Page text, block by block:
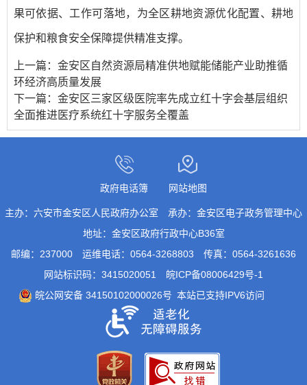
果可依据、工作可落地，为全区耕地资源优化配置、耕地
保护和粮食安全保障提供精准支撑。
上一篇： 金安区自然资源局精准供地赋能储能产业助推循
环经济高质量发展
下一篇： 金安区三家区级医院率先成立红十字会基层组织
全面推进医疗系统红十字服务全覆盖
政府电话簿 网站地图
主办：六安市金安区人民政府办公室
承办：金安区电子政务管理中心
地址：金安区政府行政中心B36室
邮编：237000
运维电话：0564-3268803
传真：0564-3261636
网站标识码：3415020051
皖ICP备08006429号-1
皖公网安备 34150102000026号 本站已支持IPV6访问